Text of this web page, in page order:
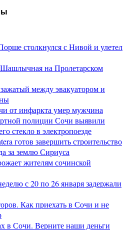
столкнулся с Нивой и улетел
на Пролетарском
между эвакуатором и
от инфаркта умер мужчина
полиции Сочи выявили
стекло в электропоезде
готов завершить строительство
за землю Сириуса
жителям сочинской
с 20 по 26 января задержали
Как приехать в Сочи и не
в Сочи. Верните наши деньги